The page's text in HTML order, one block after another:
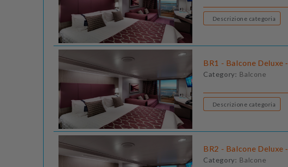
Descrizione categoria
BR1 - Balcone Deluxe -
Category: Balcone
Descrizione categoria
BR2 - Balcone Deluxe -
Category: Balcone